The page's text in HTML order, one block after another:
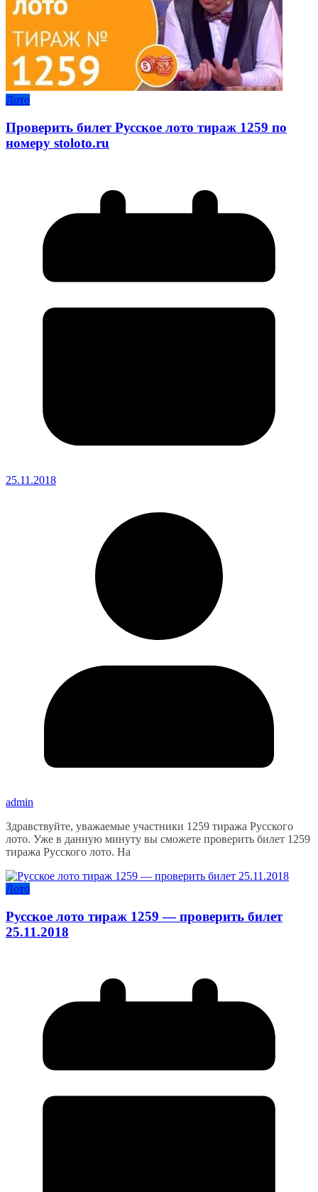
Лото
Проверить билет Русское лото тираж 1259 по
номеру stoloto.ru
25.11.2018
admin
Здравствуйте, уважаемые участники 1259 тиража Русского
лото. Уже в данную минуту вы сможете проверить билет 1259
тиража Русского лото. На
Лото
Русское лото тираж 1259 — проверить билет
25.11.2018